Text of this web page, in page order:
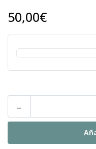
50,00€
-